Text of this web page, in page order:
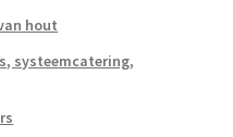
hout
systeemcatering,